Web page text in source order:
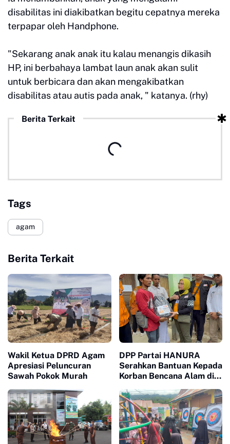
disabilitas ini diakibatkan begitu cepatnya mereka
terpapar oleh Handphone.
"Sekarang anak anak itu kalau menangis dikasih
HP, ini berbahaya lambat laun anak akan sulit
untuk berbicara dan akan mengakibatkan
disabilitas atau autis pada anak, " katanya. (rhy)
Berita Terkait
Tags
agam
Berita Terkait
Wakil Ketua DPRD Agam
Apresiasi Peluncuran
Sawah Pokok Murah
DPP Partai HANURA
Serahkan Bantuan Kepada
Korban Bencana Alam di